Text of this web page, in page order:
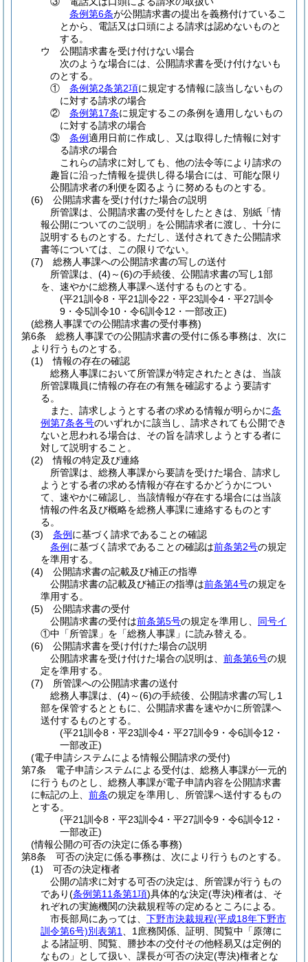
条例第6条が公開請求書の提出を義務付けているこ
とから、電話又は口頭による請求は認めないものと
する。
ウ
公開請求書を受け付けない場合
次のような場合には、公開請求書を受け付けないも
のとする。
①
条例第2条第2項に規定する情報に該当しないもの
に対する請求の場合
②
条例第17条に規定するこの条例を適用しないもの
に対する請求の場合
③
条例適用日前に作成し、又は取得した情報に対す
る請求の場合
これらの請求に対しても、他の法令等により請求の
趣旨に沿った情報を提供し得る場合には、可能な限り
公開請求者の利便を図るように努めるものとする。
(6)
公開請求書を受け付けた場合の説明
所管課は、公開請求書の受付をしたときは、別紙「情
報公開についてのご説明」を公開請求者に渡し、十分に
説明するものとする。ただし、送付されてきた公開請求
書等については、この限りでない。
(7)
総務人事課への公開請求書の写しの送付
所管課は、 (4) ～(6)の手続後、公開請求書の写し1部
を、速やかに総務人事課へ送付するものとする。
(平21訓令8・平21訓令22・平23訓令4・平27訓令
9・令5訓令10・令6訓令12・一部改正)
(総務人事課での公開請求書の受付事務)
第6条
総務人事課での公開請求書の受付に係る事務は、次に
より行うものとする。
(1)
情報の存在の確認
総務人事課において所管課が特定されたときは、当該
所管課職員に情報の存在の有無を確認するよう要請す
る。
また、請求しようとする者の求める情報が明らかに条
例第7条各号のいずれかに該当し、請求されても公開でき
ないと思われる場合は、その旨を請求しようとする者に
対して説明すること。
(2)
情報の特定及び連絡
所管課は、総務人事課から要請を受けた場合、請求し
ようとする者の求める情報が存在するかどうかについ
て、速やかに確認し、当該情報が存在する場合には当該
情報の件名及び概略を総務人事課に連絡するものとす
る。
(3)
条例 に基づく請求であることの確認
条例 に基づく請求であることの確認は前条第2号の規定
を準用する。
(4)
公開請求書の記載及び補正の指導
公開請求書の記載及び補正の指導は前条第4号の規定を
準用する。
(5)
公開請求書の受付
公開請求書の受付は前条第5号の規定を準用し、 同号イ
①中「所管課」を「総務人事課」に読み替える。
(6)
公開請求書を受け付けた場合の説明
公開請求書を受け付けた場合の説明は、 前条第6号の規
定を準用する。
(7)
所管課への公開請求書の送付
総務人事課は、 (4) ～(6)の手続後、公開請求書の写し1
部を保管するとともに、公開請求書を速やかに所管課へ
送付するものとする。
(平21訓令8・平23訓令4・平27訓令9・令6訓令12・
一部改正)
(電子申請システムによる情報公開請求の受付)
第7条
電子申請システムによる受付は、総務人事課が一元的
に行うものとし、総務人事課が電子申請内容を公開請求書
に転記の上、 前条の規定を準用し、所管課へ送付するもの
とする。
(平21訓令8・平23訓令4・平27訓令9・令6訓令12・
一部改正)
(情報公開の可否の決定に係る事務)
第8条
可否の決定に係る事務は、次により行うものとする。
(1)
可否の決定権者
公開の請求に対する可否の決定は、所管課が行うもの
であり(条例第11条第1項)具体的な決定(専決)権者は、そ
れぞれの実施機関の決裁規程等の定めるところによる。
市長部局にあっては、 下野市決裁規程(平成18年下野市
訓令第6号)別表第1
、1庶務関係、証明、閲覧中「原簿に
よる諸証明、閲覧、謄抄本の交付その他軽易又は定例的
なもの」として扱い、課長が可否の決定(専決)権者とな